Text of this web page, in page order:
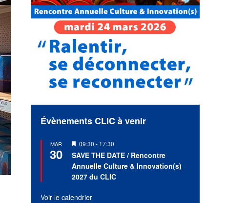
Évènements CLIC à venir
MAR
30
Mis
en
avant
09:30 - 17:30
SAVE THE DATE / Rencontre
Annuelle Culture & Innovation(s)
2027 du CLIC
Voir le calendrier